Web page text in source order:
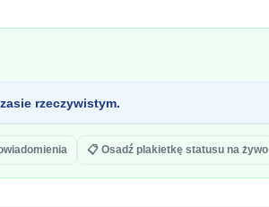
rzeczywistym.
📋 Osadź plakietkę statusu na żywo